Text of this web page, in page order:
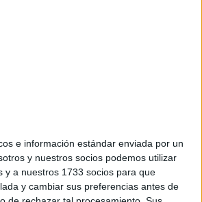
e información estándar enviada por un
y nuestros socios podemos utilizar
y a nuestros 1733 socios para que
y cambiar sus preferencias antes de